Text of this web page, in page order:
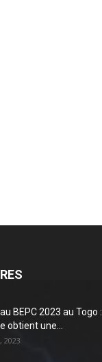
BEPC 2023 au Togo :
obtient une...
2023